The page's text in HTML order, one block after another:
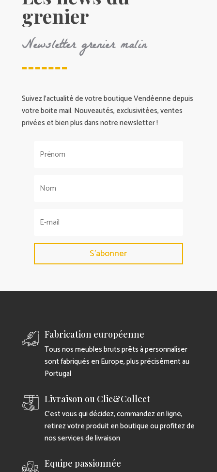
grenier
Newsletter grenier malin
Suivez l’actualité de votre boutique Vendéenne depuis
votre boite mail. Nouveautés, exclusivitées, ventes
privées et bien plus dans notre newsletter !
S'abonner
Fabrication européenne
Tous nos meubles bruts prêts à personnaliser
sont fabriqués en Europe, plus précisément au
Portugal
Livraison ou Clic&Collect
C’est vous qui décidez, commandez en ligne,
retirez votre produit en boutique ou profitez de
nos services de livraison
Equipe passionnée